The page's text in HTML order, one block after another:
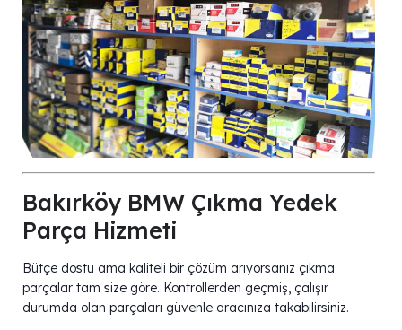
Bakırköy BMW Çıkma Yedek
Parça Hizmeti
Bütçe dostu ama kaliteli bir çözüm arıyorsanız çıkma
parçalar tam size göre. Kontrollerden geçmiş, çalışır
durumda olan parçaları güvenle aracınıza takabilirsiniz.